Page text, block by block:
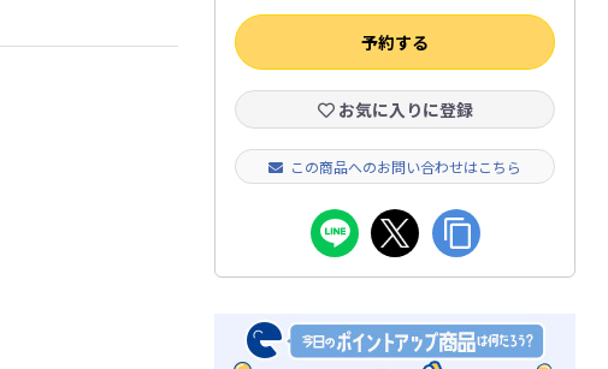
予約する
お気に入りに登録
この商品へのお問い合わせはこちら